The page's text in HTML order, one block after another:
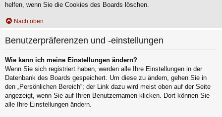
helfen, wenn Sie die Cookies des Boards löschen.
Nach oben
Benutzerpräferenzen und -einstellungen
Wie kann ich meine Einstellungen ändern?
Wenn Sie sich registriert haben, werden alle Ihre Einstellungen in der
Datenbank des Boards gespeichert. Um diese zu ändern, gehen Sie in
den „Persönlichen Bereich“; der Link dazu wird meist oben auf der Seite
angezeigt, wenn Sie auf Ihren Benutzernamen klicken. Dort können Sie
alle Ihre Einstellungen ändern.